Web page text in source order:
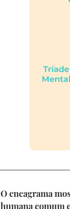
O eneagrama
humana comum